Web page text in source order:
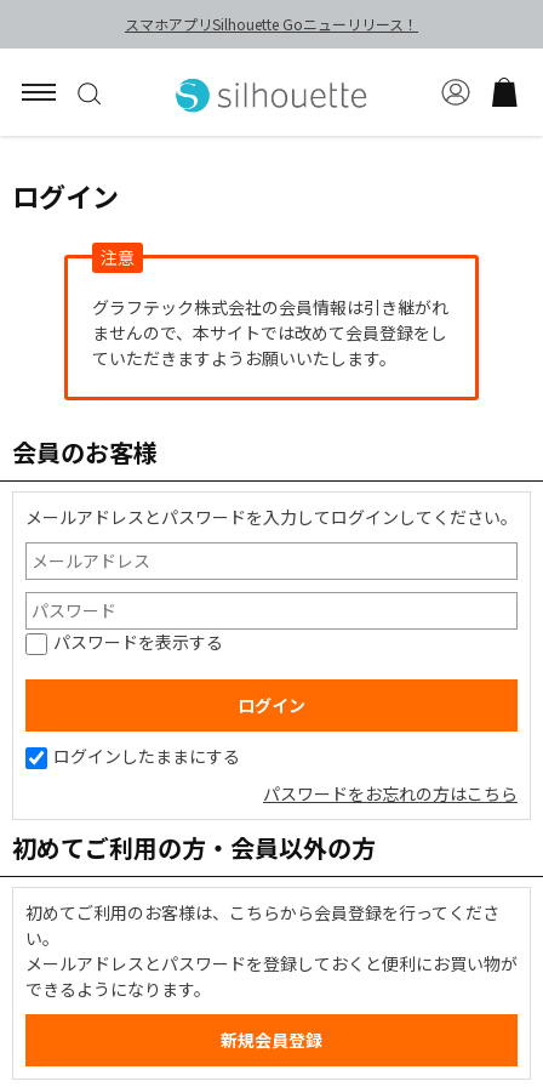
スマホアプリSilhouette Goニューリリース！
ログイン
注意
グラフテック株式会社の会員情報は引き継がれ
ませんので、本サイトでは改めて会員登録をし
ていただきますようお願いいたします。
会員のお客様
メールアドレスとパスワードを入力してログインしてください。
パスワードを表示する
ログインしたままにする
パスワードをお忘れの方はこちら
初めてご利用の方・会員以外の方
初めてご利用のお客様は、こちらから会員登録を行ってくださ
い。
メールアドレスとパスワードを登録しておくと便利にお買い物が
できるようになります。